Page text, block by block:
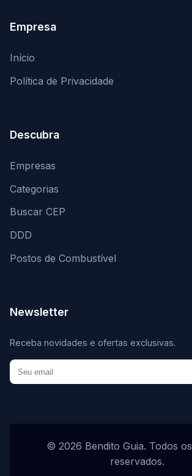
Empresa
Início
Política de Privacidade
Descubra
Empresas
Categorias
Buscar CEP
DDD
Postos de Combustível
Newsletter
Receba novidades e ofertas exclusivas.
© 2026 Bendito Guia. Todos
reservados.